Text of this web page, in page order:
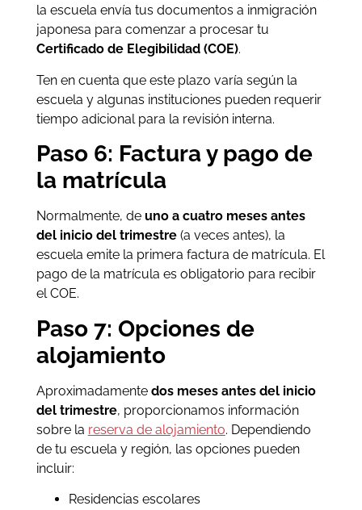
la escuela envía tus documentos a inmigración
japonesa para comenzar a procesar tu
Certificado de Elegibilidad (COE).
Ten en cuenta que este plazo varía según la
escuela y algunas instituciones pueden requerir
tiempo adicional para la revisión interna.
Paso 6: Factura y pago de
la matrícula
Normalmente, de uno a cuatro meses antes
del inicio del trimestre(a veces antes), la
escuela emite la primera factura de matrícula. El
pago de la matrícula es obligatorio para recibir
el COE.
Paso 7: Opciones de
alojamiento
Aproximadamente dos meses antes del inicio
del trimestre, proporcionamos información
sobre la reserva de alojamiento. Dependiendo
de tu escuela y región, las opciones pueden
incluir:
Residencias escolares